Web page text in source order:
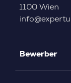
1100 Wien
Bewerber